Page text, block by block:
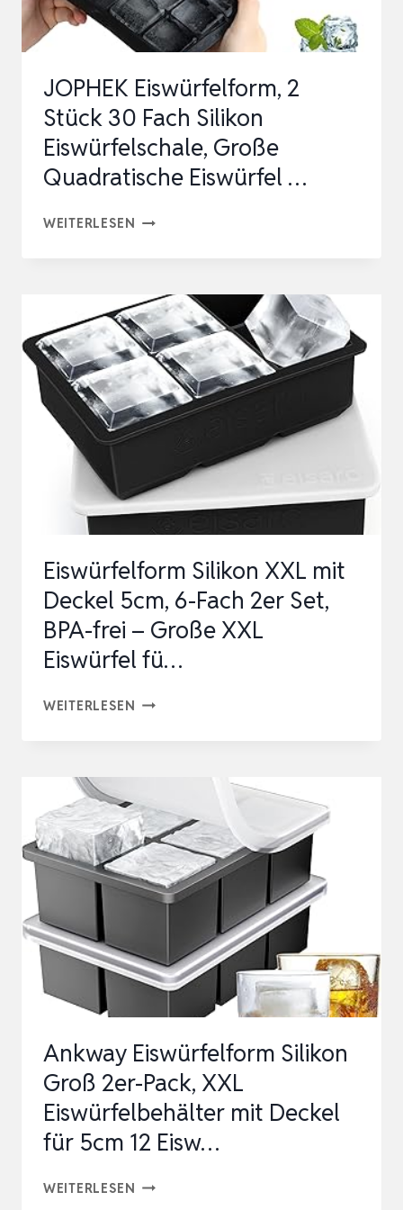
ÜR 5
CM 1
ISW…
JOPHEK Eiswürfelform, 2
Stück 30 Fach Silikon
Eiswürfelschale, Große
Quadratische Eiswürfel …
WEITERLESEN JOPHEK
STÜCK
30
FACH
SILIKON
EISWÜRFELSCHALE,
GROSSE Q
UADRATISCHE E
ISWÜRFEL …
Eiswürfelform Silikon XXL mit
Deckel 5cm, 6-Fach 2er Set,
BPA-frei – Große XXL
Eiswürfel fü…
WEITERLESEN EISWÜRFELFORM
DECKEL
5CM,
6-
FACH
BPA-
GROSSE X
XL E
ISWÜRFEL F
Ü…
Ankway Eiswürfelform Silikon
Groß 2er-Pack, XXL
Eiswürfelbehälter mit Deckel
für 5cm 12 Eisw…
WEITERLESEN ANKWAY